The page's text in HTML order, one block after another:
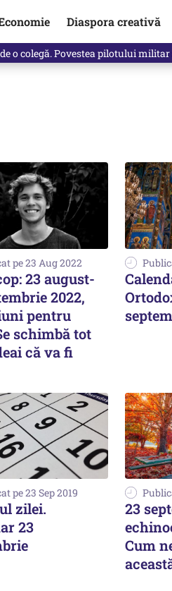
Diaspora creativă
o colegă. Povestea pilotului militar
pe 23 Aug 2022
23 august-
2022,
pentru
schimbă tot
că va fi
pe 23 Sep 2019
zilei.
23
23
Cum